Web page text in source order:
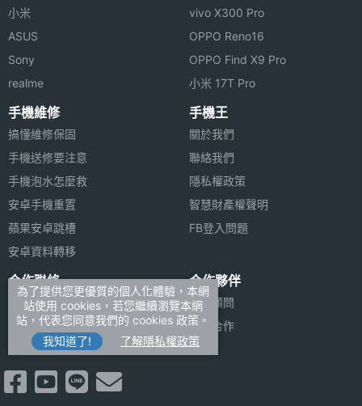
小米
ASUS
Sony
realme
vivo X300 Pro
OPPO Reno16
OPPO Find X9 Pro
小米 17T Pro
手機維修
搞懂維修保固
手機送修要注意
手機泡水怎麼救
安卓手機重置
蘋果安卓跳槽
安卓資料轉移
手機王
關於我們
聯絡我們
隱私權政策
智慧財產權聲明
FB登入問題
合作聯絡
廣告刊登
加入商店報價
新聞聯絡
合作夥伴
法律顧問
媒體合作
為了提供您更優質的個人化體驗，本網
站使用 cookies，若您繼續瀏覽本網
站，代表您同意我們的 cookies 政策。
我知道了!
了解隱私權政策